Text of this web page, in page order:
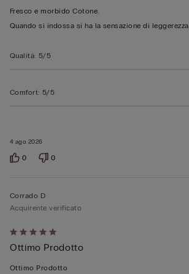
su
5
4 ago 2026
Fresco e morbido Cotone.
Quando si indossa si ha la sensazione di leggerezza
Qualità: 5/5
Comfort: 5/5
0 0
Valutato
5
su
Corrado D
Acquirente verificato
Ottimo Prodotto
Ottimo Prodotto